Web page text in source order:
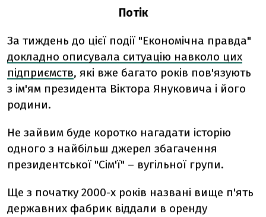
Потік
За тиждень до цієї події "Економічна правда"
докладно описувала ситуацію навколо цих
підприємств, які вже багато років пов'язують
з ім'ям президента Віктора Януковича і його
родини.
Не зайвим буде коротко нагадати історію
одного з найбільш джерел збагачення
президентської "Сім'ї" – вугільної групи.
Ще з початку 2000-х років названі вище п'ять
державних фабрик віддали в оренду